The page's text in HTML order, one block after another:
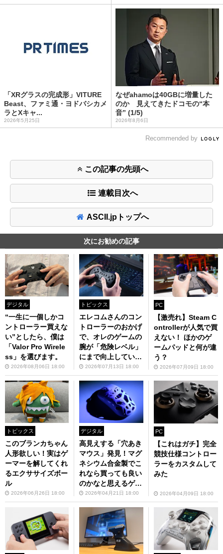
「XRグラスの完成形」VITURE
Beast、ファミ通・ヨドバシカメ
ラとXキャ...
2026年5月25日
なぜahamoは40GBに増量した
のか 見えてきたドコモの“本
音” (1/5)
2026年8月6日
Recommended by
この記事の先頭へ
連載目次へ
ASCII.jpトップへ
次にお勧めの記事
デジタル
“一生に一個しかコ
ントローラー買えな
い”としたら、僕は
「Valor Pro Wirele
ss」を選びます。
2026年08月06日 18:00
トピックス
エレコムさんのコン
トローラーのおかげ
で、オレのゲームの
腕が「危険レベル」
にまで向上している
っ！2026年07月13日 18:00
PC
【激売れ】Steam C
ontrollerが人気で買
えない！ ほかのゲ
ームパッドと何が違
う？
2026年07月09日 18:00
トピックス
このブランカちゃん
人形欲しい！実はゲ
ーマーを解してくれ
るエクササイズボー
ル
2026年06月26日 18:00
デジタル
高見えする「穴あき
マウス」発見！マグ
ネシウム合金製でこ
れなら買っても良い
のかなと思えるゲー
ミングマウス
2026年04月21日 18:00
PC
【これはガチ】完全
競技仕様コントロー
ラーをカスタムして
みた
2026年04月09日 18:00